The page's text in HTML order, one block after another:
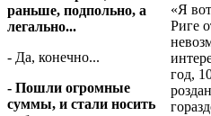
«Я
Риге
год,
раньше, подпольно, а
легально...
- Да, конечно...
- Пошли огромные
суммы, и стали носить